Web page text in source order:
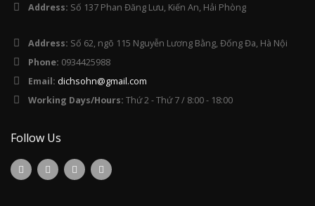
Address: Số 137 Phan Đăng Lưu, Kiến An, Hải Phòng
Address: Số 62, ngõ 115 Nguyễn Lương Bằng, Đống Đa, Hà Nội
Phone: 0934425988
Email: dichsohn@gmail.com
Working Days/Hours: Thứ 2 - Thứ 7 / 8:00 - 18:00
Follow Us